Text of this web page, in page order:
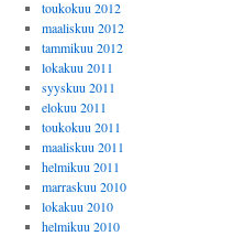
toukokuu 2012
maaliskuu 2012
tammikuu 2012
lokakuu 2011
syyskuu 2011
elokuu 2011
toukokuu 2011
maaliskuu 2011
helmikuu 2011
marraskuu 2010
lokakuu 2010
helmikuu 2010